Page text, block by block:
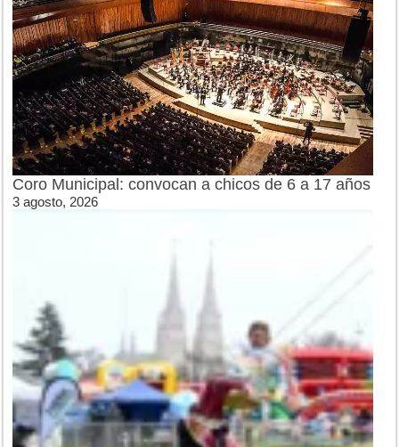
Coro Municipal: convocan a chicos de 6 a 17 años
3 agosto, 2026